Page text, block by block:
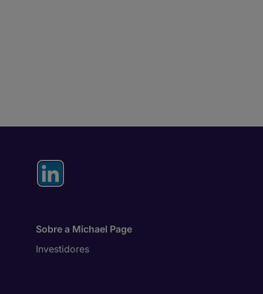
Sobre a Michael Page
Investidores